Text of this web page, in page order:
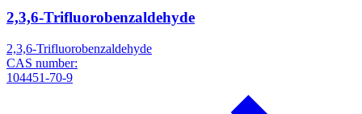
2,3,6-Trifluorobenzaldehyde
2,3,6-Trifluorobenzaldehyde
CAS number:
104451-70-9